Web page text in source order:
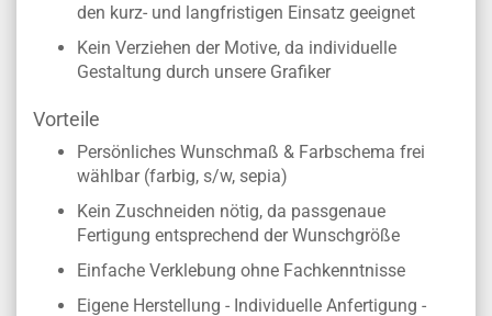
den kurz- und langfristigen Einsatz geeignet
Kein Verziehen der Motive, da individuelle
Gestaltung durch unsere Grafiker
Vorteile
Persönliches Wunschmaß & Farbschema frei
wählbar (farbig, s/w, sepia)
Kein Zuschneiden nötig, da passgenaue
Fertigung entsprechend der Wunschgröße
Einfache Verklebung ohne Fachkenntnisse
Eigene Herstellung - Individuelle Anfertigung -